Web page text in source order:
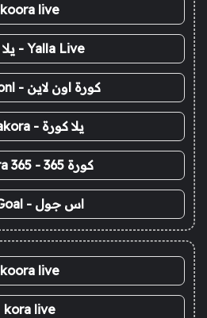
koora live
Yalla Live - يلا لايف
كورة اون لاين - koora onl
يلا كورة - yallakora
كورة 365 - kooora 365
اس جول - AS Goal
koora live
kora live